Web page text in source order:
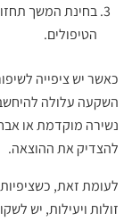
בחינת המשך
הטיפולים.
כאשר יש ציפייה
השקעה עלולה
נשירה מוקדמת או
להצדיק את ההוצאה.
לעומת זאת,
זולות ויעילות, יש